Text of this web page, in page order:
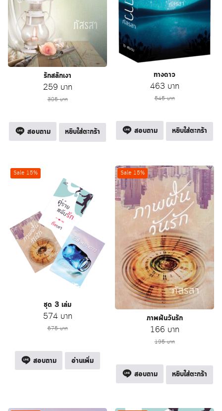
รักสลักเงา
305บาท
Original
price
305 บาท.
259 บาทCurrent
259 บาท.
สอบถาม หยิบใส่ตะกร้า
ทางดาว
545บาท
Original
price
545 บาท.
463 บาทCurrent
463 บาท.
สอบถาม หยิบใส่ตะกร้า
Sale 15%
ชุด 3 เล่ม
675บาท
Original
price
675 บาท.
574 บาทCurrent
574 บาท.
สอบถาม อ่านเพิ่ม
Sale 15%
ภาพฝันวันรัก
195บาท
Original
price
195 บาท.
166 บาทCurrent
166 บาท.
สอบถาม หยิบใส่ตะกร้า